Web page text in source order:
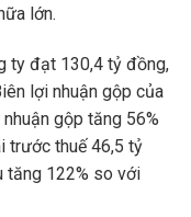
lớn.
ty đạt 130,4 tỷ đồng,
lợi nhuận gộp của
gộp tăng 56%
trước thuế 46,5 tỷ
tăng 122% so với